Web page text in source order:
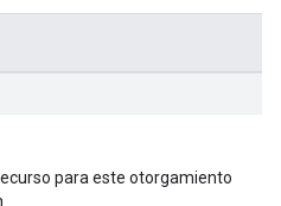
para este otorgamiento